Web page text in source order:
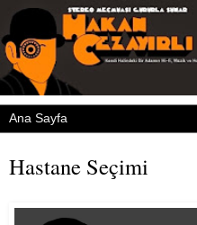
Hastane Seçimi